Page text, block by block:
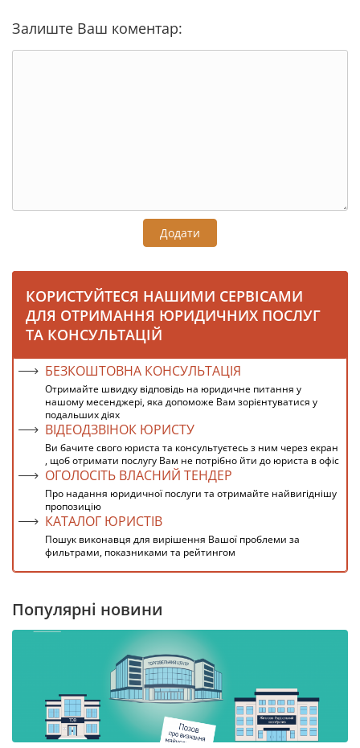
Залиште Ваш коментар:
Додати
КОРИСТУЙТЕСЯ НАШИМИ СЕРВІСАМИ
ДЛЯ ОТРИМАННЯ ЮРИДИЧНИХ ПОСЛУГ
ТА КОНСУЛЬТАЦІЙ
БЕЗКОШТОВНА КОНСУЛЬТАЦІЯ
Отримайте швидку відповідь на юридичне питання у
нашому месенджері, яка допоможе Вам зорієнтуватися у
подальших діях
ВІДЕОДЗВІНОК ЮРИСТУ
Ви бачите свого юриста та консультуєтесь з ним через екран
, щоб отримати послугу Вам не потрібно йти до юриста в офіс
ОГОЛОСІТЬ ВЛАСНИЙ ТЕНДЕР
Про надання юридичної послуги та отримайте найвигіднішу
пропозицію
КАТАЛОГ ЮРИСТІВ
Пошук виконавця для вирішення Вашої проблеми за
фильтрами, показниками та рейтингом
Популярні новини